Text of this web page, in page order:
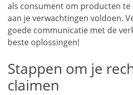
als consument om producten
aan je verwachtingen voldoen.
goede communicatie met de
beste oplossingen!
Stappen om je
claimen